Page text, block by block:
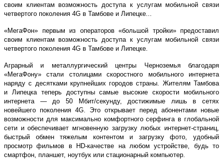
своим клиентам возможность доступа к услугам мобильной связи
четвертого поколения 4G в Тамбове и Липецке...
«МегаФон» первым из операторов «большой тройки» предоставил
своим клиентам возможность доступа к услугам мобильной связи
четвертого поколения 4G в Тамбове и Липецке.
Аграрный и металлургический центры Черноземья благодаря
«МегаФону» стали столицами скоростного мобильного интернета
наряду с десятками крупнейших городов страны. Жителям Тамбова
и Липецка теперь доступны самые высокие скорости мобильного
интернета — до 50 Мбит/секунду, достижимые лишь в сетях
новейшего поколения 4G. Это открывает перед абонентами новые
возможности для максимально комфортного серфинга в глобальной
сети и обеспечивает мгновенную загрузку любых интернет-страниц,
быстрый обмен тяжелым контентом и загрузку фото, удобный
просмотр фильмов в HD-качестве на любом устройстве, будь то
смартфон, планшет, ноутбук или стационарный компьютер.